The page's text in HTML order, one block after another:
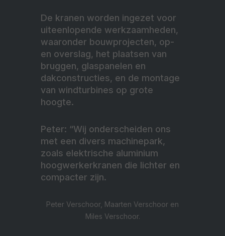
De kranen worden ingezet voor
uiteenlopende werkzaamheden,
waaronder bouwprojecten, op-
en overslag, het plaatsen van
bruggen, glaspanelen en
dakconstructies, en de montage
van windturbines op grote
hoogte.
Peter: “Wij onderscheiden ons
met een divers machinepark,
zoals elektrische aluminium
hoogwerkerkranen die lichter en
compacter zijn.
Peter Verschoor, Maarten Verschoor en
Miles Verschoor.